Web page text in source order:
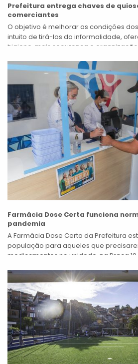
Prefeitura entrega chaves de
comerciantes
O objetivo é melhorar as condições
intuito de tirá-los da informalidade,
higiene, mais segurança e
Farmácia Dose Certa funciona
pandemia
A Farmácia Dose Certa da Prefeitura
população para aqueles que
medicamentos na unidade, na Praça 18